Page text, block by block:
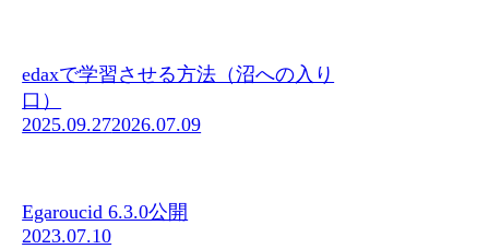
edaxで学習させる方法（沼への入り
口）
2025.09.272026.07.09
Egaroucid 6.3.0公開
2023.07.10